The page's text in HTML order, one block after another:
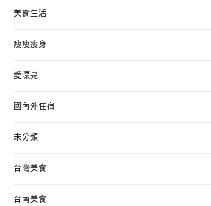
美食生活
瘦瘦瘦身
愛漂亮
國內外住宿
未分類
台灣美食
台南美食